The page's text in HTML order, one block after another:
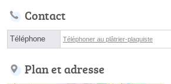
Contact
Téléphone Téléphoner au plâtrier-plaquiste
Plan et adresse